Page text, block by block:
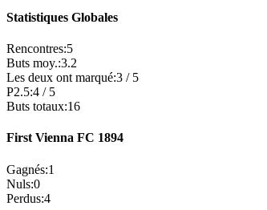
Statistiques Globales
Rencontres:5
Buts moy.:3.2
Les deux ont marqué:3 / 5
P2.5:4 / 5
Buts totaux:16
First Vienna FC 1894
Gagnés:1
Nuls:0
Perdus:4